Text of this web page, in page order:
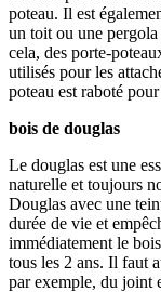
poteau. Il est
un toit ou une pergola
cela, des porte-
utilisés pour les
poteau est raboté
bois de douglas
Le douglas est une
naturelle et toujours
Douglas avec une
durée de vie et
immédiatement le
tous les 2 ans. Il faut
par exemple, du joint